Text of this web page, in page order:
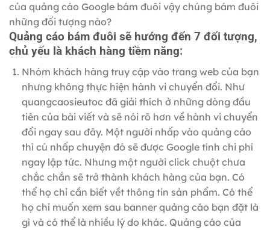
của quảng cáo Google bám đuôi vậy chúng bám đuôi
những đối tượng nào?
Quảng cáo bám đuôi sẽ hướng đến 7 đối tượng,
chủ yếu là khách hàng tiềm năng:
Nhóm khách hàng truy cập vào trang web của bạn
nhưng không thực hiện hành vi chuyển đổi. Như
quangcaosieutoc đã giải thích ở những dòng đầu
tiên của bài viết và sẽ nói rõ hơn về hành vi chuyển
đổi ngay sau đây. Một người nhấp vào quảng cáo
thì cú nhấp chuyện đó sẽ được Google tính chi phí
ngay lập tức. Nhưng một người click chuột chưa
chắc chắn sẽ trở thành khách hàng của bạn. Có
thể họ chỉ cần biết vềt thông tin sản phẩm. Có thể
họ chỉ muốn xem sau banner quảng cáo bạn đặt là
gì và có thể là nhiều lý do khác. Quảng cáo của